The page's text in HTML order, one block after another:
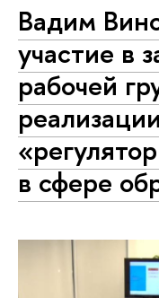
Вадим
участие в
рабочей
в сфере